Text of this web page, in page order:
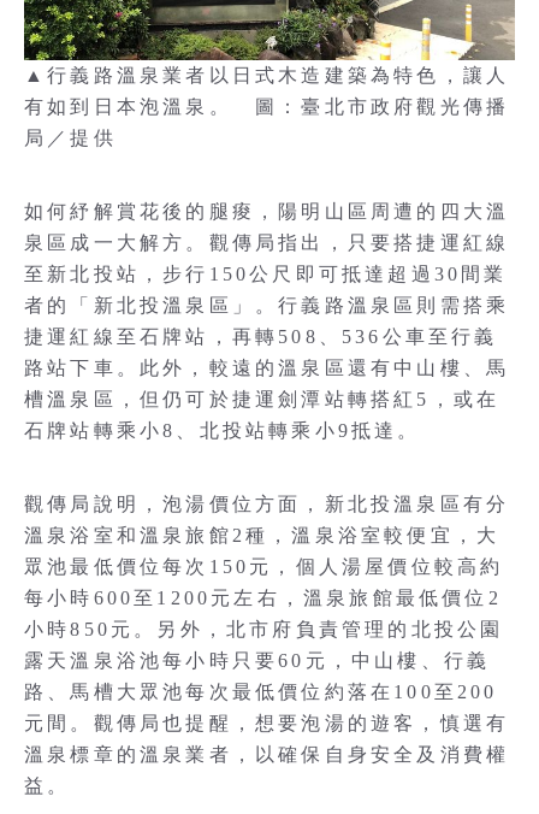
▲行義路溫泉業者以日式木造建築為特色，讓人
有如到日本泡溫泉。 圖：臺北市政府觀光傳播
局／提供
如何紓解賞花後的腿痠，陽明山區周遭的四大溫
泉區成一大解方。觀傳局指出，只要搭捷運紅線
至新北投站，步行150公尺即可抵達超過30間業
者的「新北投溫泉區」。行義路溫泉區則需搭乘
捷運紅線至石牌站，再轉508、536公車至行義
路站下車。此外，較遠的溫泉區還有中山樓、馬
槽溫泉區，但仍可於捷運劍潭站轉搭紅5，或在
石牌站轉乘小8、北投站轉乘小9抵達。
觀傳局說明，泡湯價位方面，新北投溫泉區有分
溫泉浴室和溫泉旅館2種，溫泉浴室較便宜，大
眾池最低價位每次150元，個人湯屋價位較高約
每小時600至1200元左右，溫泉旅館最低價位2
小時850元。另外，北市府負責管理的北投公園
露天溫泉浴池每小時只要60元，中山樓、行義
路、馬槽大眾池每次最低價位約落在100至200
元間。觀傳局也提醒，想要泡湯的遊客，慎選有
溫泉標章的溫泉業者，以確保自身安全及消費權
益。